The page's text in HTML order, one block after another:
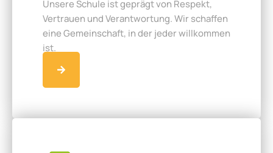
Unsere Schule ist geprägt von Respekt,
Vertrauen und Verantwortung. Wir schaffen
eine Gemeinschaft, in der jeder willkommen
ist.